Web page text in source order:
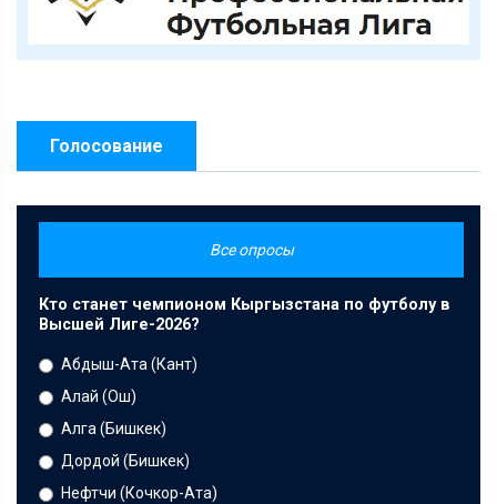
Голосование
Все опросы
Кто станет чемпионом Кыргызстана по футболу в
Высшей Лиге-2026?
Абдыш-Ата (Кант)
Алай (Ош)
Алга (Бишкек)
Дордой (Бишкек)
Нефтчи (Кочкор-Ата)